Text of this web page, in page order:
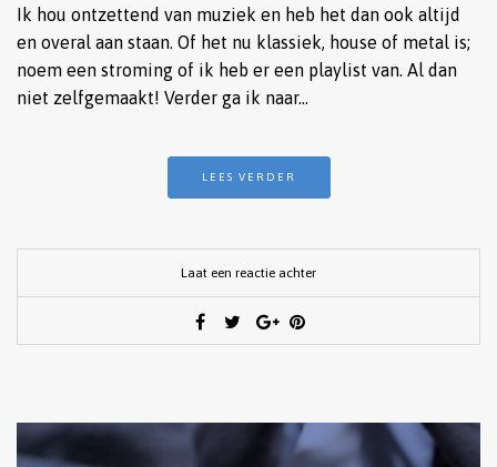
Ik hou ontzettend van muziek en heb het dan ook altijd
en overal aan staan. Of het nu klassiek, house of metal is;
noem een stroming of ik heb er een playlist van. Al dan
niet zelfgemaakt! Verder ga ik naar…
LEES VERDER
Laat een reactie achter